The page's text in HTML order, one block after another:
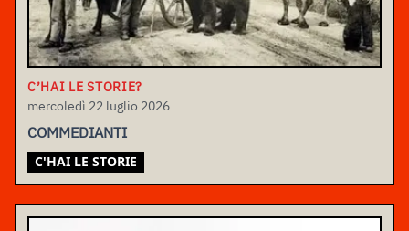
C’HAI LE STORIE?
mercoledì 22 luglio 2026
COMMEDIANTI
C'HAI LE STORIE